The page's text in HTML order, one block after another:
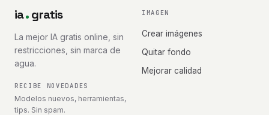
ia gratis
La mejor IA gratis online, sin
restricciones, sin marca de
agua.
RECIBE NOVEDADES
Modelos nuevos, herramientas,
tips. Sin spam.
IMAGEN
Crear imágenes
Quitar fondo
Mejorar calidad